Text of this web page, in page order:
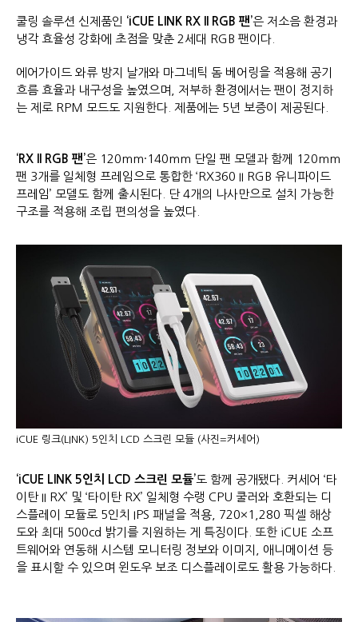
쿨링 솔루션 신제품인 ‘iCUE LINK RX II RGB 팬’은 저소음 환경과
냉각 효율성 강화에 초점을 맞춘 2세대 RGB 팬이다.
에어가이드 와류 방지 날개와 마그네틱 돔 베어링을 적용해 공기
흐름 효율과 내구성을 높였으며, 저부하 환경에서는 팬이 정지하
는 제로 RPM 모드도 지원한다. 제품에는 5년 보증이 제공된다.
‘RX II RGB 팬’은 120mm·140mm 단일 팬 모델과 함께 120mm
팬 3개를 일체형 프레임으로 통합한 ‘RX360 II RGB 유니파이드
프레임’ 모델도 함께 출시된다. 단 4개의 나사만으로 설치 가능한
구조를 적용해 조립 편의성을 높였다.
iCUE 링크(LINK) 5인치 LCD 스크린 모듈 (사진=커세어)
‘iCUE LINK 5인치 LCD 스크린 모듈’도 함께 공개됐다. 커세어 ‘타
이탄 II RX’ 및 ‘타이탄 RX’ 일체형 수랭 CPU 쿨러와 호환되는 디
스플레이 모듈로 5인치 IPS 패널을 적용, 720×1,280 픽셀 해상
도와 최대 500cd 밝기를 지원하는 게 특징이다. 또한 iCUE 소프
트웨어와 연동해 시스템 모니터링 정보와 이미지, 애니메이션 등
을 표시할 수 있으며 윈도우 보조 디스플레이로도 활용 가능하다.